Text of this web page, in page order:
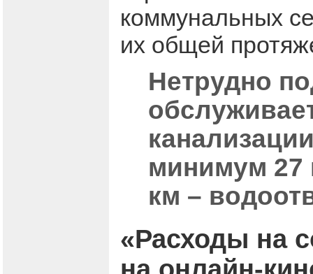
коммунальных
их общей
Нетрудно
минимум 27
км –
«Расходы на